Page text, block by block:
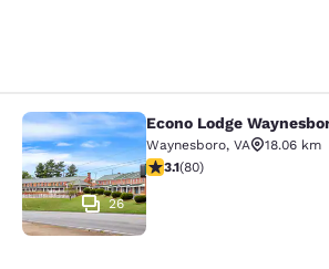
Econo Lodge
26
Econo Lodge
Waynesboro, VA
18.06 km
calificación de 3.11 estrellas.
3.1(80)